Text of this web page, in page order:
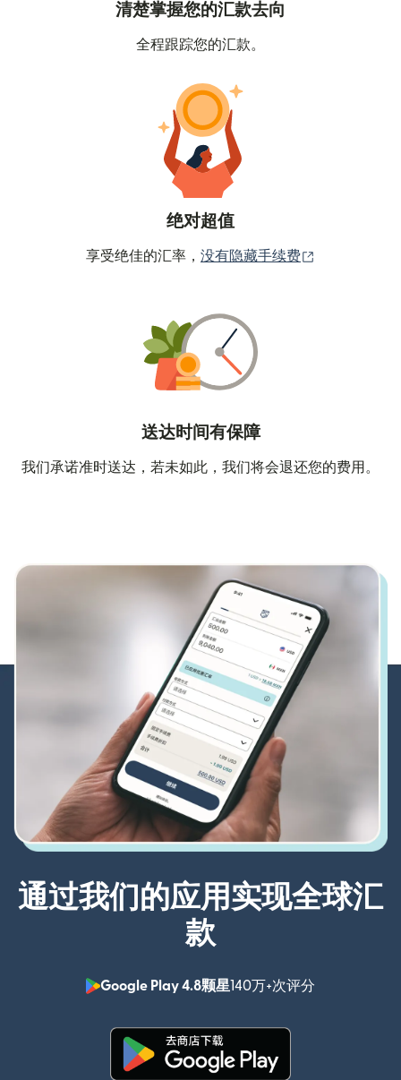
清楚掌握您的汇款去向
全程跟踪您的汇款。
绝对超值
享受绝佳的汇率， 没有隐藏手续费
送达时间有保障
我们承诺准时送达，若未如此，我们将会退还您的费用。
通过我们的应用实现全球汇
款
Google Play 4.8颗星140万+次评分